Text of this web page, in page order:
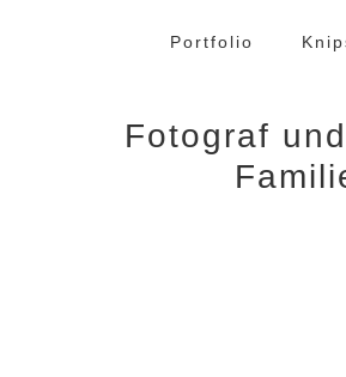
Portfolio
Fotograf